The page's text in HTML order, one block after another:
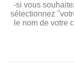
-si vous
sélectionnez
le nom de votre